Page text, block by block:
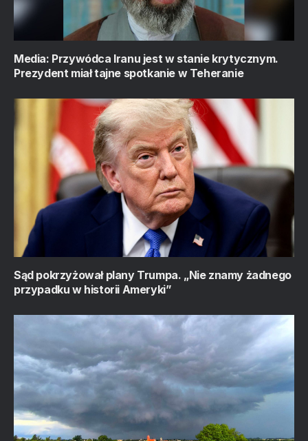
Media: Przywódca Iranu jest w stanie krytycznym.
Prezydent miał tajne spotkanie w Teheranie
Sąd pokrzyżował plany Trumpa. „Nie znamy żadnego
przypadku w historii Ameryki”